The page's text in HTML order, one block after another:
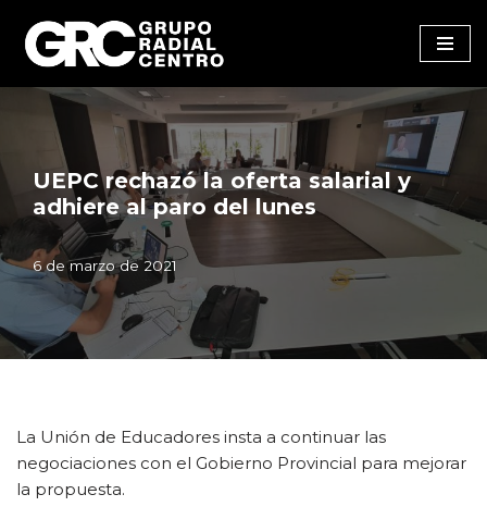
Saltar
al
contenido
UEPC rechazó la oferta salarial y
adhiere al paro del lunes
6 de marzo de 2021
La Unión de Educadores insta a continuar las
negociaciones con el Gobierno Provincial para mejorar
la propuesta.